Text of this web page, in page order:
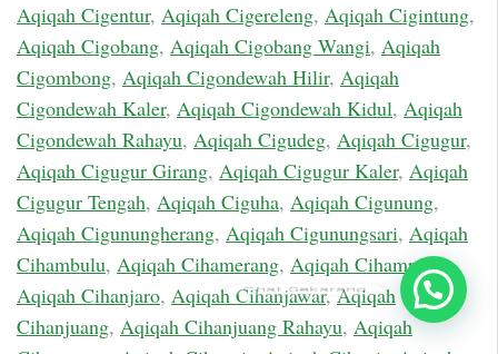
Aqiqah Cigentur, Aqiqah Cigereleng, Aqiqah Cigintung,
Aqiqah Cigobang, Aqiqah Cigobang Wangi, Aqiqah
Cigombong, Aqiqah Cigondewah Hilir, Aqiqah
Cigondewah Kaler, Aqiqah Cigondewah Kidul, Aqiqah
Cigondewah Rahayu, Aqiqah Cigudeg, Aqiqah Cigugur,
Aqiqah Cigugur Girang, Aqiqah Cigugur Kaler, Aqiqah
Cigugur Tengah, Aqiqah Ciguha, Aqiqah Cigunung,
Aqiqah Cigunungherang, Aqiqah Cigunungsari, Aqiqah
Cihambulu, Aqiqah Cihamerang, Aqiqah Cihampelas,
Aqiqah Cihanjaro, Aqiqah Cihanjawar,Aqiqah
Cihanjuang, Aqiqah Cihanjuang Rahayu, Aqiqah
Chat Sekarang